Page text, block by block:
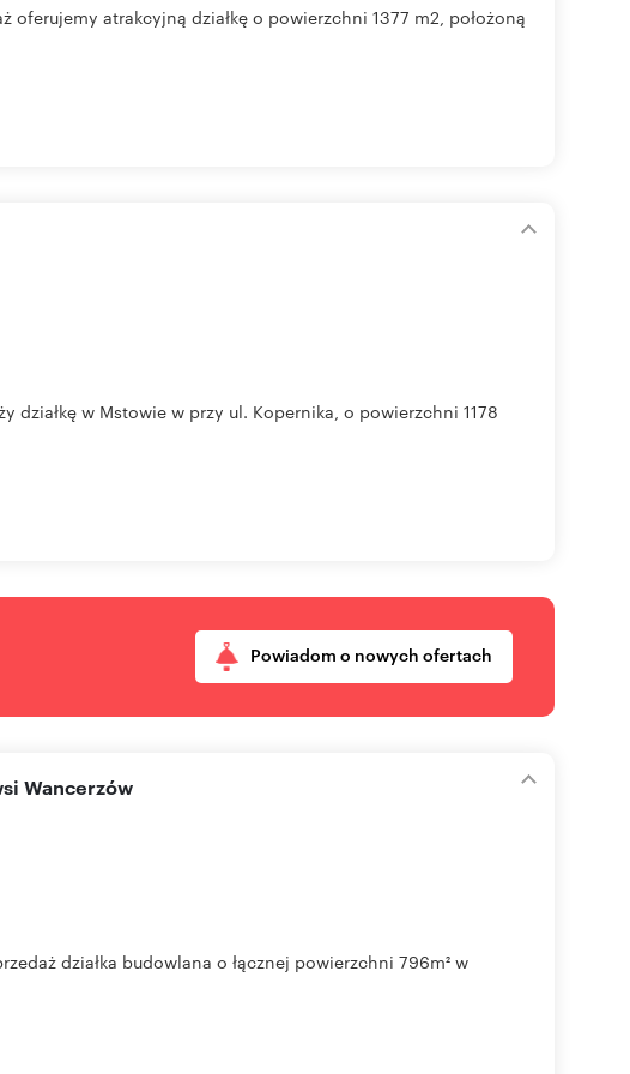
oferujemy atrakcyjną działkę o powierzchni 1377 m2, położoną
w Mstowie w przy ul. Kopernika, o powierzchni 1178
Powiadom o nowych ofertach
Wancerzów
działka budowlana o łącznej powierzchni 796m² w